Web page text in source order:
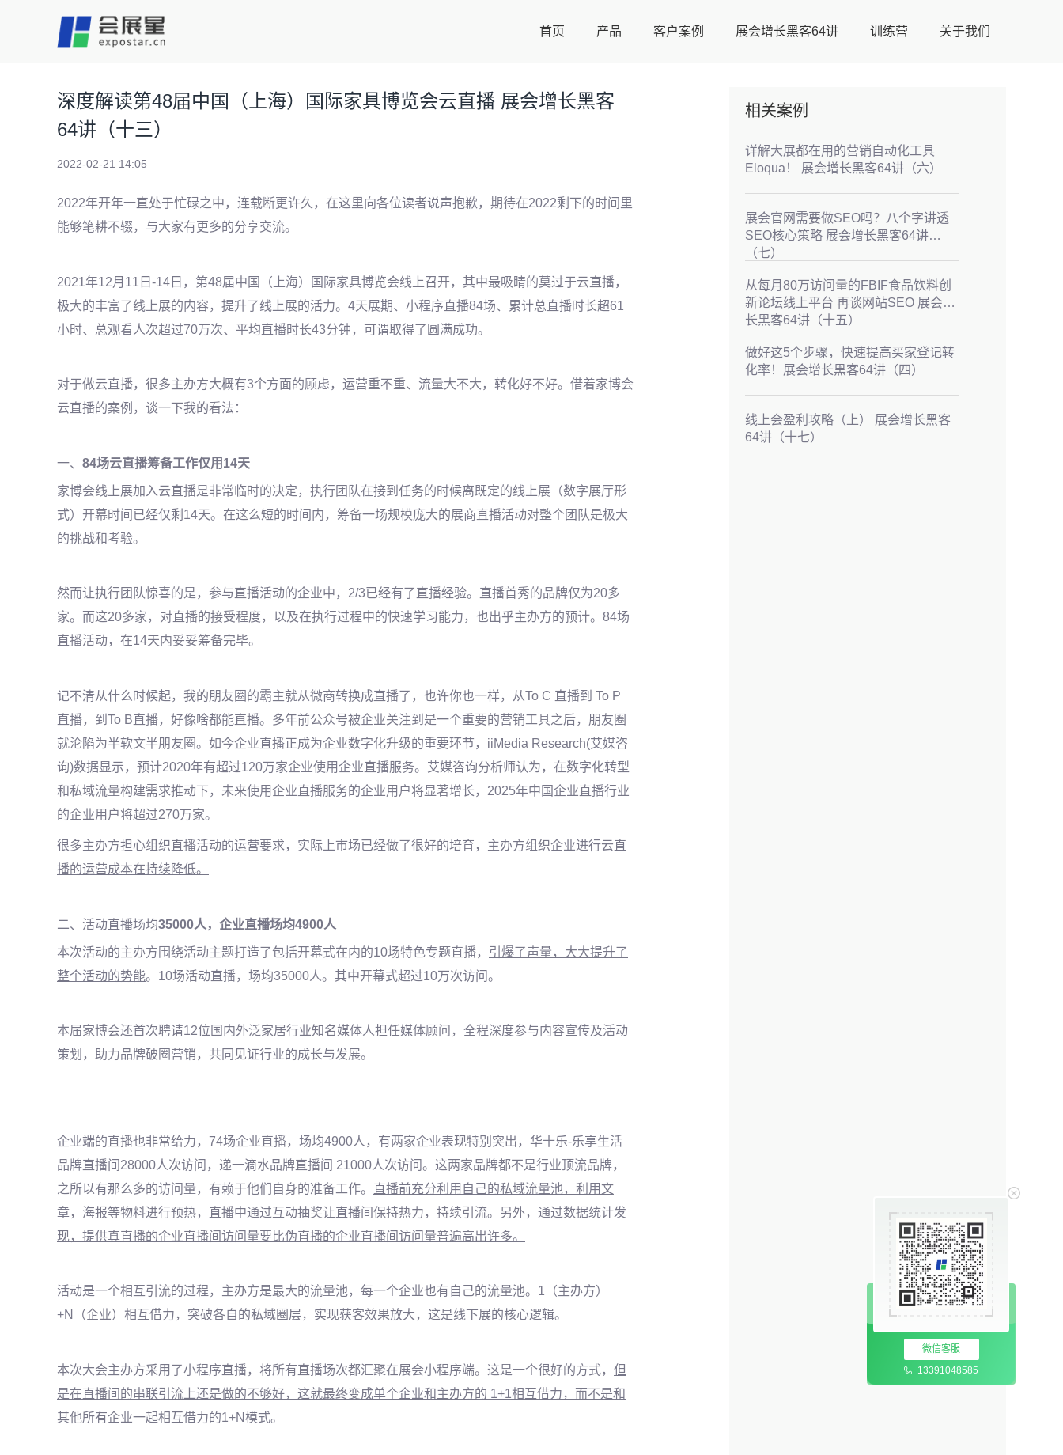
首页 产品 客户案例 展会增长黑客64讲 训练营 关于我们
深度解读第48届中国（上海）国际家具博览会云直播 展会增长黑客
64讲（十三）
2022-02-21 14:05
2022年开年一直处于忙碌之中，连载断更许久，在这里向各位读者说声抱歉，期待在2022剩下的时间里
能够笔耕不辍，与大家有更多的分享交流。
2021年12月11日-14日，第48届中国（上海）国际家具博览会线上召开，其中最吸睛的莫过于云直播，
极大的丰富了线上展的内容，提升了线上展的活力。4天展期、小程序直播84场、累计总直播时长超61
小时、 总观看人次超过70万次、平均直播时长43分钟，可谓取得了圆满成功。
对于做云直播，很多主办方大概有3个方面的顾虑，运营重不重、流量大不大，转化好不好。借着家博会
云直播的案例，谈一下我的看法：
一、 84场云直播筹备工作仅用14天
家博会线上展加入云直播是非常临时的决定，执行团队在接到任务的时候离既定的线上展（数字展厅形
式）开幕时间已经仅剩 14天。在这么短的时间内，筹备一场规模庞大的展商直播活动对整个团队是极大
的挑战和考验。
然而让执行团队惊喜的是，参与直播活动的企业中， 2/3已经有了直播经验。直播首秀的品牌仅为20多
家。而这20多家，对直播的接受程度，以及在执行过程中的快速学习能力，也出乎主办方的预计。84场
直播活动，在14天内妥妥筹备完毕。
记不清从什么时候起，我的朋友圈的霸主就从微商转换成直播了，也许你也一样，从To C 直播到 To P
直播，到To B直播，好像啥都能直播。多年前公众号被企业关注到是一个重要的营销工具之后，朋友圈
就沦陷为半软文半朋友圈。如今企业直播正成为企业数字化升级的重要环节， iiMedia Research(艾媒咨
询)数据显示，预计2020年有超过120万家企业使用企业直播服务。艾媒咨询分析师认为，在数字化转型
和私域流量构建需求推动下，未来使用企业直播服务的企业用户将显著增长，2025年中国企业直播行业
的企业用户将超过270万家。
很多主办方担心组织直播活动的运营要求，实际上市场已经做了很好的培育，主办方组织企业进行云直
播的运营成本在持续降低。
二、活动直播场均35000人，企业直播场均4900人
本次活动的主办方 围绕活动主题打造了包括开幕式在内的10场特色专题直播， 引爆了声量， 大大提升了
整个活动的势能。 10场活动直播，场均35000人。其中开幕式超过10万次访问。
本届家博会还首次聘请12位国内外泛家居行业知名媒体人担任媒体顾问，全程深度参与内容宣传及活动
策划，助力品牌破圈营销，共同见证行业的成长与发展。
企业端的直播也非常给力，74场企业直播，场均4900人，有两家企业表现特别突出， 华十乐-乐享生活
品牌直播间 28000人次访问，递一滴水品牌直播间 21000人次访问。这两家品牌都不是行业顶流品牌，
之所以有那么多的访问量，有赖于他们自身的准备工作。 直播前充分利用自己的私域流量池，利用文
章，海报等物料进行预热，直播中通过互动抽奖让直播间保持热力，持续引流。另外，通过数据统计发
现，提供真直播的企业直播间访问量要比伪直播的企业直播间访问量普遍高出许多。
活动是一个相互引流的过程，主办方是最大的流量池，每一个企业也有自己的流量池。 1（主办方）
+N（企业）相互借力，突破各自的私域圈层，实现获客效果放大，这是线下展的核心逻辑。
本次大会主办方采用了小程序直播，将所有直播场次都汇聚在展会小程序端。这是一个很好的方式， 但
是在直播间的串联引流上还是做的不够好，这就最终变成单个企业和主办方的 1+1相互借力，而不是和
其他所有企业一起相互借力的1+N模式。
相关案例
详解大展都在用的营销自动化工具
Eloqua！ 展会增长黑客64讲（六）
展会官网需要做SEO吗？八个字讲透
SEO核心策略 展会增长黑客64讲
（七）
从每月80万访问量的FBIF食品饮料创
新论坛线上平台 再谈网站SEO 展会增
长黑客64讲（十五）
做好这5个步骤，快速提高买家登记转
化率！展会增长黑客64讲（四）
线上会盈利攻略（上） 展会增长黑客
64讲（十七）
微信客服
13391048585